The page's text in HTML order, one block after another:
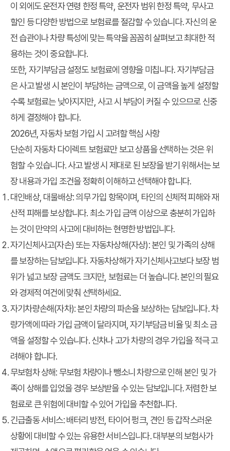
이 외에도 운전자 연령 한정 특약, 운전자 범위 한정 특약, 무사고
할인 등 다양한 방법으로 보험료를 절감할 수 있습니다. 자신의 운
전 습관이나 차량 특성에 맞는 특약을 꼼꼼히 살펴보고 최대한 적
용하는 것이 중요합니다.
또한, 자기부담금 설정도 보험료에 영향을 미칩니다. 자기부담금
은 사고 발생 시 본인이 부담하는 금액으로, 이 금액을 높게 설정할
수록 보험료는 낮아지지만, 사고 시 부담이 커질 수 있으므로 신중
하게 결정해야 합니다.
2026년, 자동차 보험 가입 시 고려할 핵심 사항
단순히 자동차 다이렉트 보험료만 보고 상품을 선택하는 것은 위
험할 수 있습니다. 사고 발생 시 제대로 된 보장을 받기 위해서는 보
장 내용과 가입 조건을 정확히 이해하고 선택해야 합니다.
대인배상, 대물배상: 의무 가입 항목이며, 타인의 신체적 피해와 재
산적 피해를 보상합니다. 최소 가입 금액 이상으로 충분히 가입하
는 것이 만약의 사고에 대비하는 현명한 방법입니다.
자기신체사고(자손) 또는 자동차상해(자상): 본인 및 가족의 상해
를 보장하는 담보입니다. 자동차상해가 자기신체사고보다 보장 범
위가 넓고 보장 금액도 크지만, 보험료는 더 높습니다. 본인의 필요
와 경제적 여건에 맞춰 선택하세요.
자기차량손해(자차): 본인 차량의 파손을 보상하는 담보입니다. 차
량가액에 따라 가입 금액이 달라지며, 자기부담금 비율 및 최소 금
액을 설정할 수 있습니다. 신차나 고가 차량의 경우 가입을 적극 고
려해야 합니다.
무보험차 상해: 무보험 차량이나 뺑소니 차량으로 인해 본인 및 가
족이 상해를 입었을 경우 보상받을 수 있는 담보입니다. 저렴한 보
험료로 큰 위험에 대비할 수 있어 가입을 추천합니다.
긴급출동 서비스: 배터리 방전, 타이어 펑크, 견인 등 갑작스러운
상황에 대비할 수 있는 유용한 서비스입니다. 대부분의 보험사가